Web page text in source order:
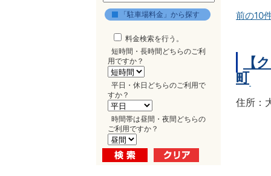
「駐車場料金」から探す
料金検索を行う。
短時間・長時間どちらのご利
用ですか？
平日・休日どちらのご利用で
すか？
時間帯は昼間・夜間どちらの
ご利用ですか？
前の10
【
町
住所：